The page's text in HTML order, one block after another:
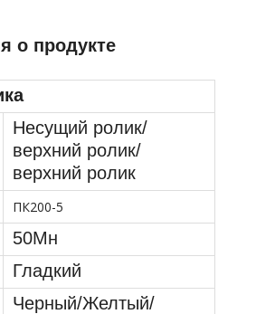
о продукте
Несущий ролик/
верхний ролик/
верхний ролик
ПК200-5
50Мн
Гладкий
Черный/Желтый/